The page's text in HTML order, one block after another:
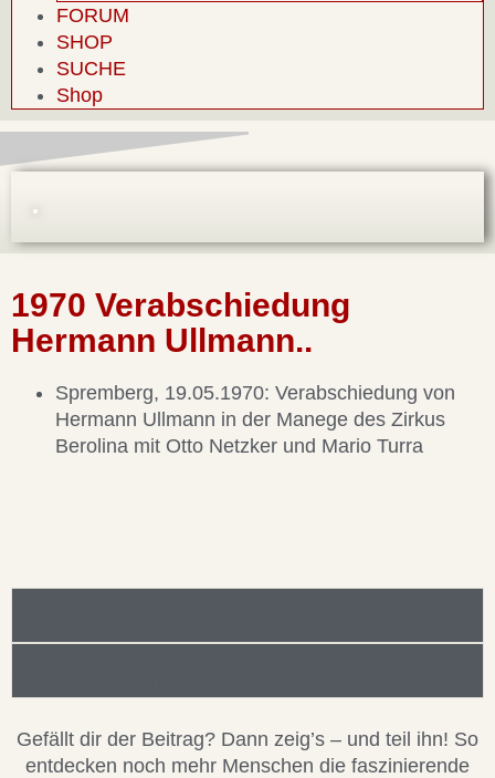
FORUM
SHOP
SUCHE
Shop
1970 Verabschiedung
Hermann Ullmann..
Spremberg, 19.05.1970: Verabschiedung von
Hermann Ullmann in der Manege des Zirkus
Berolina mit Otto Netzker und Mario Turra
Gefällt dir der Beitrag? Dann zeig’s – und teil ihn! So
entdecken noch mehr Menschen die faszinierende